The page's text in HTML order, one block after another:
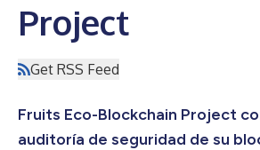
Project
Get RSS Feed
Fruits Eco-Blockchain Project
auditoría de seguridad de su